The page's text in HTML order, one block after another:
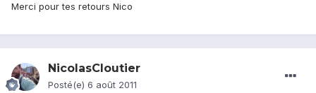
Merci pour tes retours Nico
NicolasCloutier
Posté(e) 6 août 2011